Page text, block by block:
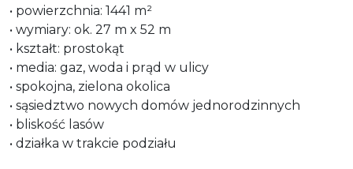
• powierzchnia: 1441 m²
• wymiary: ok. 27 m x 52 m
• kształt: prostokąt
• media: gaz, woda i prąd w ulicy
• spokojna, zielona okolica
• sąsiedztwo nowych domów jednorodzinnych
• bliskość lasów
• działka w trakcie podziału